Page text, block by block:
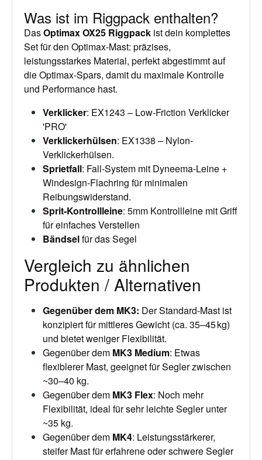
Was ist im Riggpack enthalten?
DasOptimax OX25 Riggpack ist dein komplettes
Set für den Optimax‑Mast: präzises,
leistungsstarkes Material, perfekt abgestimmt auf
die Optimax-Spars, damit du maximale Kontrolle
und Performance hast.
Verklicker: EX1243 – Low-Friction Verklicker
'PRO'
Verklickerhülsen: EX1338 – Nylon-
Verklickerhülsen.
Sprietfall: Fall‑System mit Dyneema-Leine +
Windesign-Flachring für minimalen
Reibungswiderstand.
Sprit-Kontrollleine: 5mm Kontrollleine mit Griff
für einfaches Verstellen
Bändselfür das Segel
Vergleich zu ähnlichen
Produkten / Alternativen
Gegenüber dem MK3: Der Standard‑Mast ist
konzipiert für mittleres Gewicht (ca. 35–45 kg)
und bietet weniger Flexibilität.
Gegenüber dem MK3 Medium: Etwas
flexiblerer Mast, geeignet für Segler zwischen
~30–40 kg.
Gegenüber dem MK3 Flex: Noch mehr
Flexibilität, ideal für sehr leichte Segler unter
~35 kg.
Gegenüber dem MK4: Leistungsstärkerer,
steifer Mast für erfahrene oder schwere Segler